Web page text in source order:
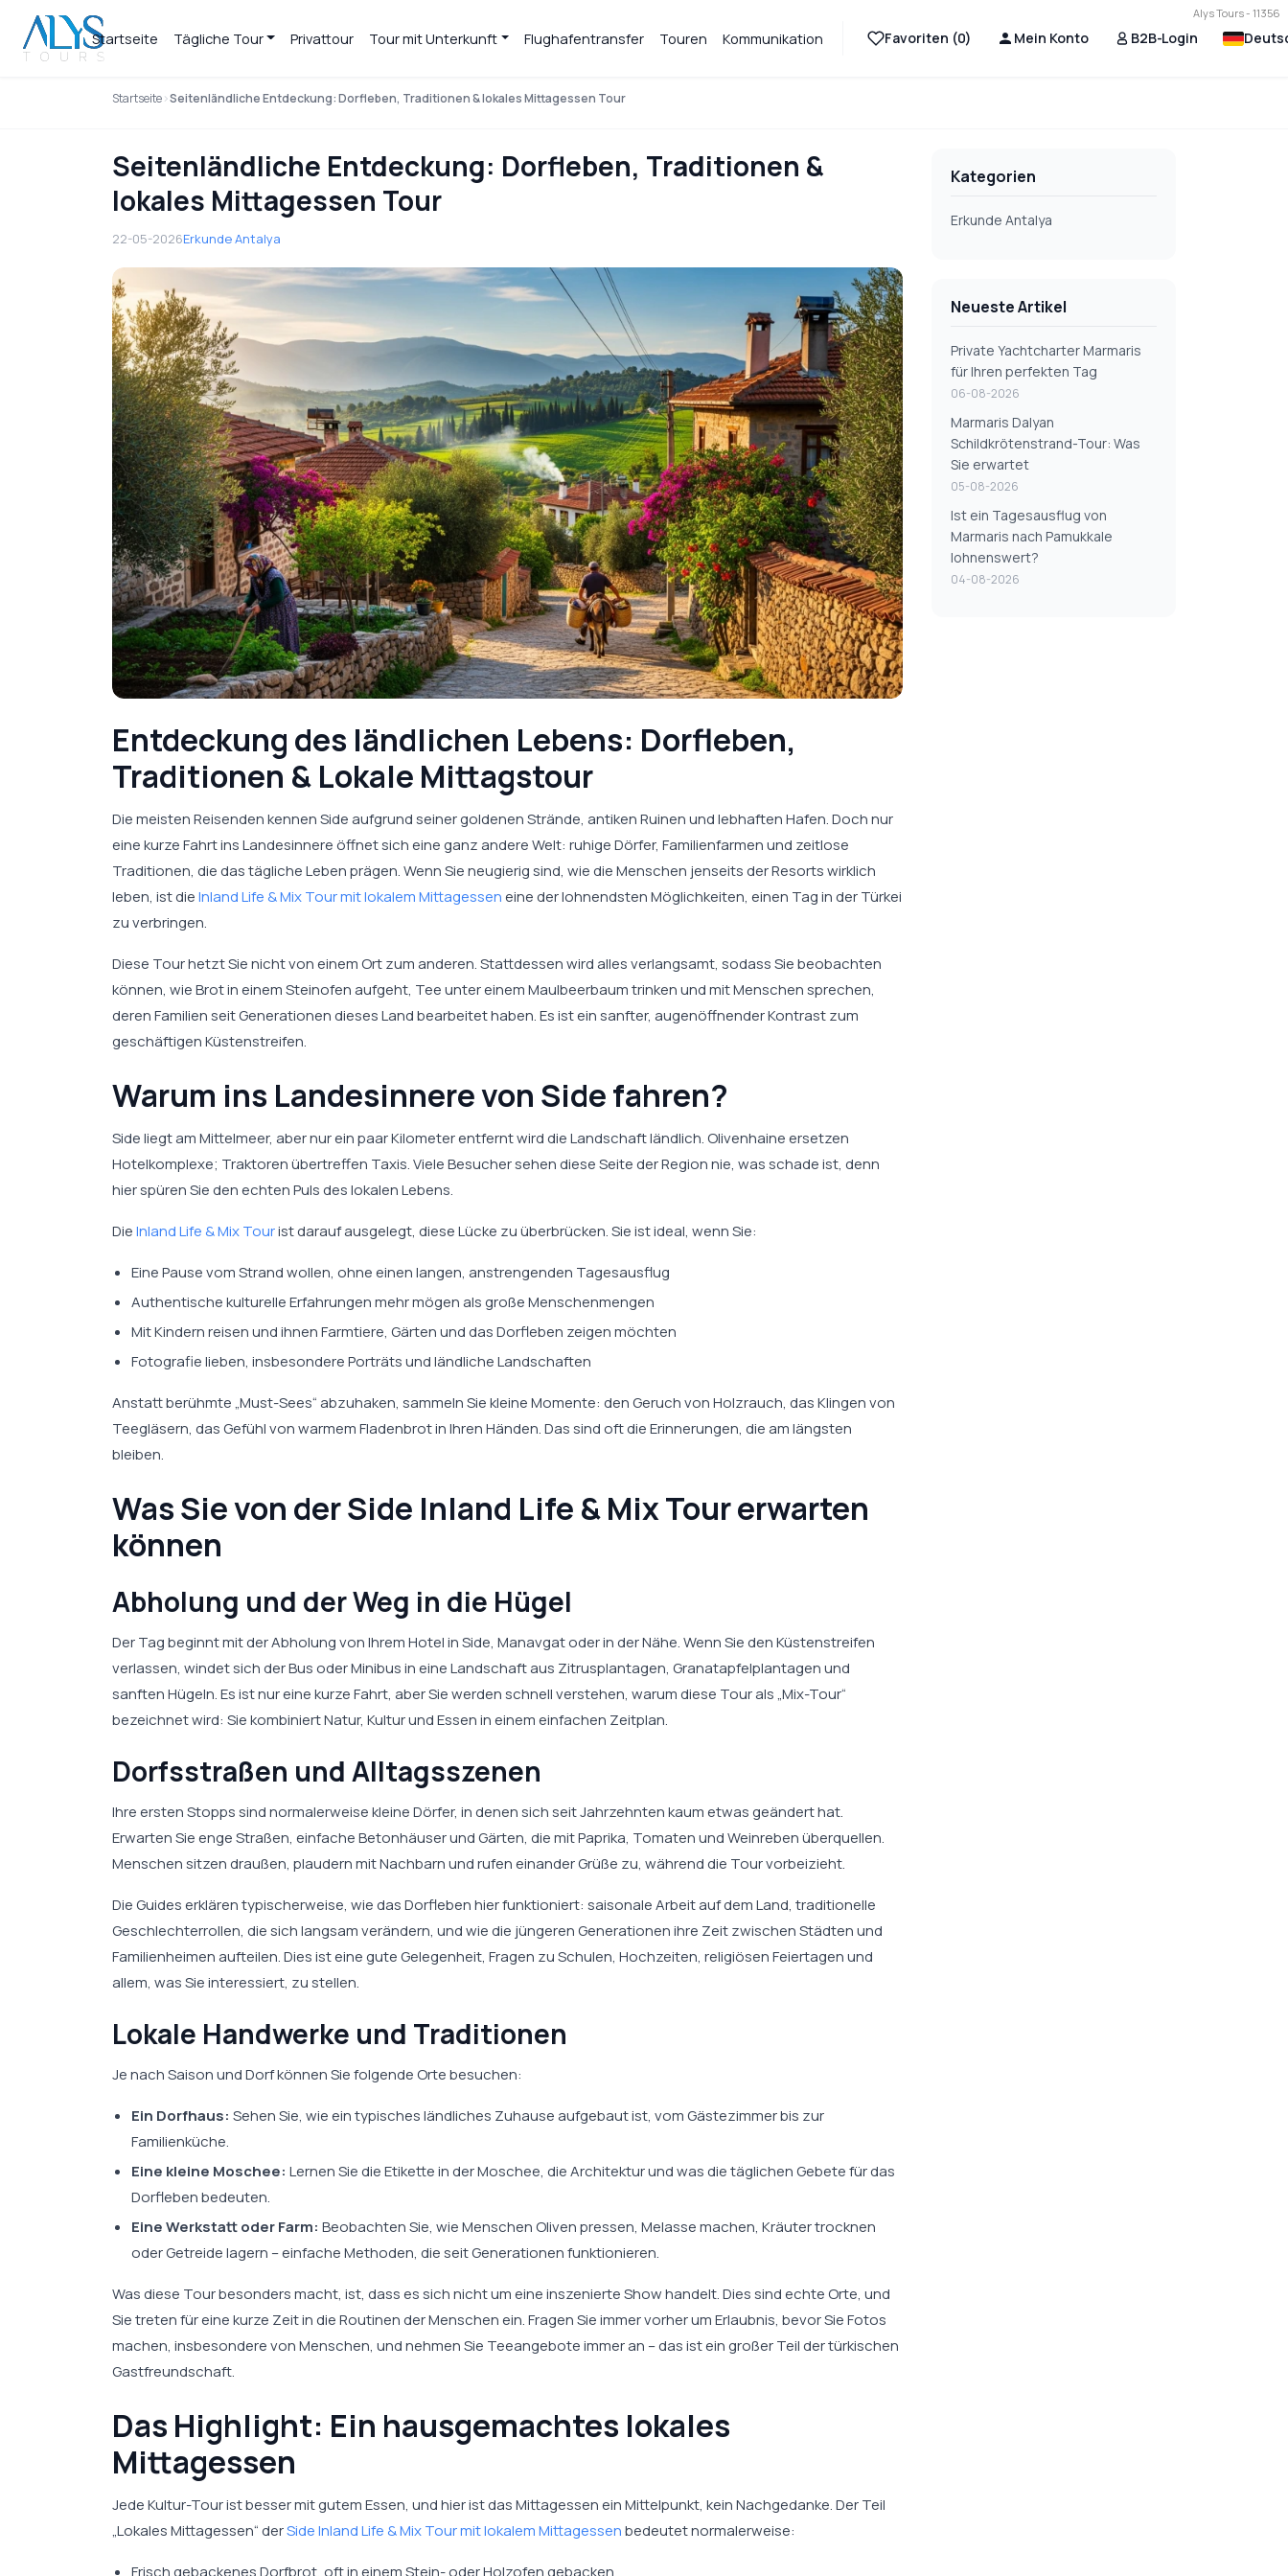
Alys Tours - 11356
Startseite Tägliche Tour Privattour Tour mit Unterkunft Flughafentransfer Touren Kommunikation Favoriten (0) Mein Konto B2B-Login
Startseite Seitenländliche Entdeckung: Dorfleben, Traditionen & lokales Mittagessen Tour
Seitenländliche Entdeckung: Dorfleben, Traditionen &
lokales Mittagessen Tour
22-05-2026Erkunde Antalya
Entdeckung des ländlichen Lebens: Dorfleben,
Traditionen & Lokale Mittagstour
Die meisten Reisenden kennen Side aufgrund seiner goldenen Strände, antiken Ruinen und lebhaften Hafen. Doch nur
eine kurze Fahrt ins Landesinnere öffnet sich eine ganz andere Welt: ruhige Dörfer, Familienfarmen und zeitlose
Traditionen, die das tägliche Leben prägen. Wenn Sie neugierig sind, wie die Menschen jenseits der Resorts wirklich
leben, ist dieInland Life & Mix Tour mit lokalem Mittagesseneine der lohnendsten Möglichkeiten, einen Tag in der Türkei
zu verbringen.
Diese Tour hetzt Sie nicht von einem Ort zum anderen. Stattdessen wird alles verlangsamt, sodass Sie beobachten
können, wie Brot in einem Steinofen aufgeht, Tee unter einem Maulbeerbaum trinken und mit Menschen sprechen,
deren Familien seit Generationen dieses Land bearbeitet haben. Es ist ein sanfter, augenöffnender Kontrast zum
geschäftigen Küstenstreifen.
Warum ins Landesinnere von Side fahren?
Side liegt am Mittelmeer, aber nur ein paar Kilometer entfernt wird die Landschaft ländlich. Olivenhaine ersetzen
Hotelkomplexe; Traktoren übertreffen Taxis. Viele Besucher sehen diese Seite der Region nie, was schade ist, denn
hier spüren Sie den echten Puls des lokalen Lebens.
DieInland Life & Mix Tourist darauf ausgelegt, diese Lücke zu überbrücken. Sie ist ideal, wenn Sie:
Eine Pause vom Strand wollen, ohne einen langen, anstrengenden Tagesausflug
Authentische kulturelle Erfahrungen mehr mögen als große Menschenmengen
Mit Kindern reisen und ihnen Farmtiere, Gärten und das Dorfleben zeigen möchten
Fotografie lieben, insbesondere Porträts und ländliche Landschaften
Anstatt berühmte „Must-Sees“ abzuhaken, sammeln Sie kleine Momente: den Geruch von Holzrauch, das Klingen von
Teegläsern, das Gefühl von warmem Fladenbrot in Ihren Händen. Das sind oft die Erinnerungen, die am längsten
bleiben.
Was Sie von der Side Inland Life & Mix Tour erwarten
können
Abholung und der Weg in die Hügel
Der Tag beginnt mit der Abholung von Ihrem Hotel in Side, Manavgat oder in der Nähe. Wenn Sie den Küstenstreifen
verlassen, windet sich der Bus oder Minibus in eine Landschaft aus Zitrusplantagen, Granatapfelplantagen und
sanften Hügeln. Es ist nur eine kurze Fahrt, aber Sie werden schnell verstehen, warum diese Tour als „Mix-Tour“
bezeichnet wird: Sie kombiniert Natur, Kultur und Essen in einem einfachen Zeitplan.
Dorfsstraßen und Alltagsszenen
Ihre ersten Stopps sind normalerweise kleine Dörfer, in denen sich seit Jahrzehnten kaum etwas geändert hat.
Erwarten Sie enge Straßen, einfache Betonhäuser und Gärten, die mit Paprika, Tomaten und Weinreben überquellen.
Menschen sitzen draußen, plaudern mit Nachbarn und rufen einander Grüße zu, während die Tour vorbeizieht.
Die Guides erklären typischerweise, wie das Dorfleben hier funktioniert: saisonale Arbeit auf dem Land, traditionelle
Geschlechterrollen, die sich langsam verändern, und wie die jüngeren Generationen ihre Zeit zwischen Städten und
Familienheimen aufteilen. Dies ist eine gute Gelegenheit, Fragen zu Schulen, Hochzeiten, religiösen Feiertagen und
allem, was Sie interessiert, zu stellen.
Lokale Handwerke und Traditionen
Je nach Saison und Dorf können Sie folgende Orte besuchen:
Ein Dorfhaus: Sehen Sie, wie ein typisches ländliches Zuhause aufgebaut ist, vom Gästezimmer bis zur
Familienküche.
Eine kleine Moschee: Lernen Sie die Etikette in der Moschee, die Architektur und was die täglichen Gebete für das
Dorfleben bedeuten.
Eine Werkstatt oder Farm: Beobachten Sie, wie Menschen Oliven pressen, Melasse machen, Kräuter trocknen
oder Getreide lagern – einfache Methoden, die seit Generationen funktionieren.
Was diese Tour besonders macht, ist, dass es sich nicht um eine inszenierte Show handelt. Dies sind echte Orte, und
Sie treten für eine kurze Zeit in die Routinen der Menschen ein. Fragen Sie immer vorher um Erlaubnis, bevor Sie Fotos
machen, insbesondere von Menschen, und nehmen Sie Teeangebote immer an – das ist ein großer Teil der türkischen
Gastfreundschaft.
Das Highlight: Ein hausgemachtes lokales
Mittagessen
Jede Kultur-Tour ist besser mit gutem Essen, und hier ist das Mittagessen ein Mittelpunkt, kein Nachgedanke. Der Teil
„Lokales Mittagessen“ derSide Inland Life & Mix Tour mit lokalem Mittagessenbedeutet normalerweise:
Kategorien
Erkunde Antalya
Neueste Artikel
Private Yachtcharter Marmaris
für Ihren perfekten Tag
06-08-2026
Marmaris Dalyan
Schildkrötenstrand-Tour: Was
Sie erwartet
05-08-2026
Ist ein Tagesausflug von
Marmaris nach Pamukkale
lohnenswert?
04-08-2026